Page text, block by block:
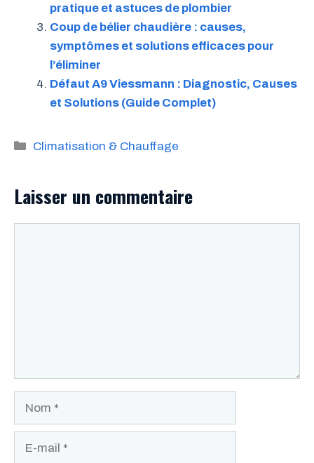
pratique et astuces de plombier
Coup de bélier chaudière : causes,
symptômes et solutions efficaces pour
l’éliminer
Défaut A9 Viessmann : Diagnostic, Causes
et Solutions (Guide Complet)
Catégories
Climatisation & Chauffage
Laisser un commentaire